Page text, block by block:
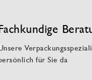
für Sie da